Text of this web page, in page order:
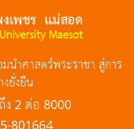
นำศาสตร์พระราชา สู่การ
ยั่งยืน
ง 2 ต่อ 8000
801664